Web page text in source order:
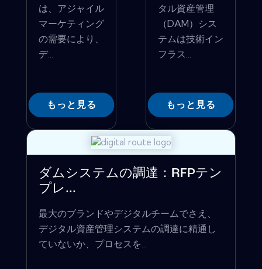
は、アジャイル
マーケティング
の需要により、
デ...
もっと見る
タル資産管理
（DAM）シス
テムは技術イン
フラス...
もっと見る
ダムシステムの調達：RFPテン
プレ...
最大のブランドやデジタルチームでさえ、
デジタル資産管理システムの調達に精通し
ていないか、プロセスを...